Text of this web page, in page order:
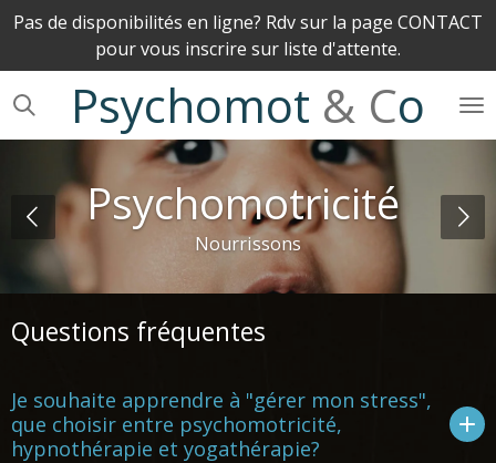
Passer
contenu
principalPsychomot & Co
Pas de disponibilités en ligne? Rdv sur la page CONTACT
pour vous inscrire sur liste d'attente.
Psychomotricité
Nourrissons
Questions fréquentes
Je souhaite apprendre à "gérer mon stress",
que choisir entre psychomotricité,
hypnothérapie et yogathérapie?